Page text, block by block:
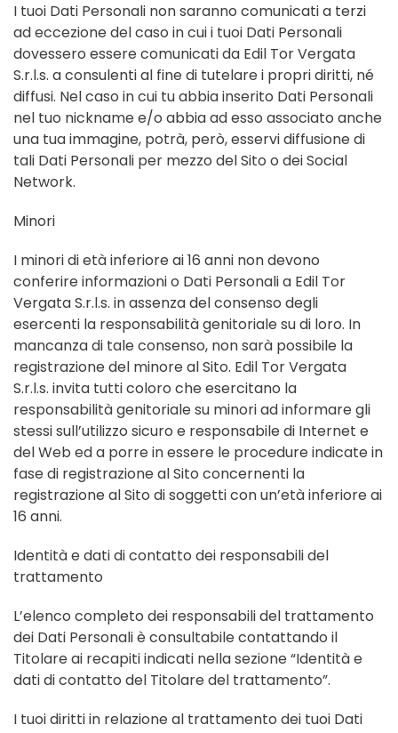
I tuoi Dati Personali non saranno comunicati a terzi
ad eccezione del caso in cui i tuoi Dati Personali
dovessero essere comunicati da Edil Tor Vergata
S.r.l.s. a consulenti al fine di tutelare i propri diritti, né
diffusi. Nel caso in cui tu abbia inserito Dati Personali
nel tuo nickname e/o abbia ad esso associato anche
una tua immagine, potrà, però, esservi diffusione di
tali Dati Personali per mezzo del Sito o dei Social
Network.
Minori
I minori di età inferiore ai 16 anni non devono
conferire informazioni o Dati Personali a Edil Tor
Vergata S.r.l.s. in assenza del consenso degli
esercenti la responsabilità genitoriale su di loro. In
mancanza di tale consenso, non sarà possibile la
registrazione del minore al Sito. Edil Tor Vergata
S.r.l.s. invita tutti coloro che esercitano la
responsabilità genitoriale su minori ad informare gli
stessi sull’utilizzo sicuro e responsabile di Internet e
del Web ed a porre in essere le procedure indicate in
fase di registrazione al Sito concernenti la
registrazione al Sito di soggetti con un’età inferiore ai
16 anni.
Identità e dati di contatto dei responsabili del
trattamento
L’elenco completo dei responsabili del trattamento
dei Dati Personali è consultabile contattando il
Titolare ai recapiti indicati nella sezione “Identità e
dati di contatto del Titolare del trattamento”.
I tuoi diritti in relazione al trattamento dei tuoi Dati